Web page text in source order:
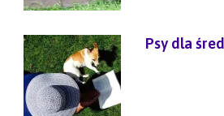
Psy dla